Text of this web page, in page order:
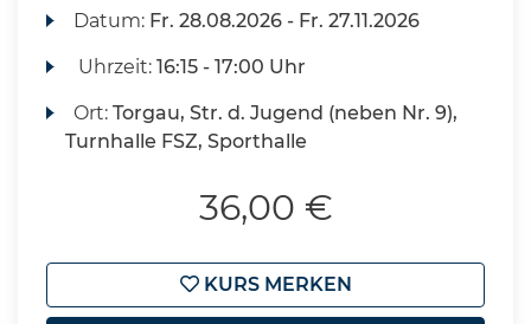
Datum: Fr. 28.08.2026 - Fr. 27.11.2026
Uhrzeit:16:15 - 17:00 Uhr
Ort:Torgau, Str. d. Jugend (neben Nr. 9),
Turnhalle FSZ, Sporthalle
36,00 €
KURS MERKEN